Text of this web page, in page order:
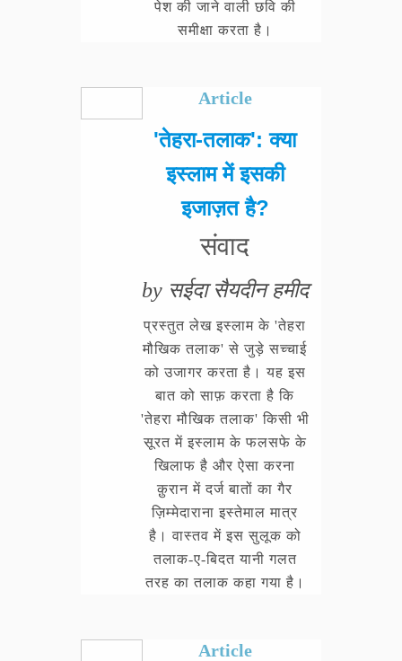
पेश की जाने वाली छवि की
समीक्षा करता है।
Article
'तेहरा-तलाक': क्या
इस्लाम में इसकी
इजाज़त है?
संवाद
by सईदा सैयदीन हमीद
प्रस्तुत लेख इस्लाम के 'तेहरा
मौखिक तलाक' से जुड़े सच्चाई
को उजागर करता है। यह इस
बात को साफ़ करता है कि
'तेहरा मौखिक तलाक' किसी भी
सूरत में इस्लाम के फलसफे के
खिलाफ है और ऐसा करना
क़ुरान में दर्ज बातों का गैर
ज़िम्मेदाराना इस्तेमाल मात्र
है। वास्तव में इस सुलूक को
तलाक-ए-बिदत यानी गलत
तरह का तलाक कहा गया है।
Article